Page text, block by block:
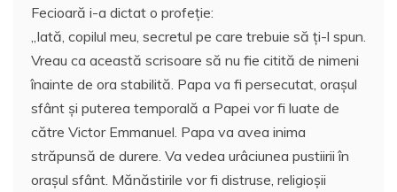
Fecioară i-a dictat o profeţie:
„Iată, copilul meu, secretul pe care trebuie să ți-l spun.
Vreau ca această scrisoare să nu fie citită de nimeni
înainte de ora stabilită. Papa va fi persecutat, oraşul
sfânt și puterea temporală a Papei vor fi luate de
către Victor Emmanuel. Papa va avea inima
străpunsă de durere. Va vedea urâciunea pustiirii în
orașul sfânt. Mănăstirile vor fi distruse, religioşii